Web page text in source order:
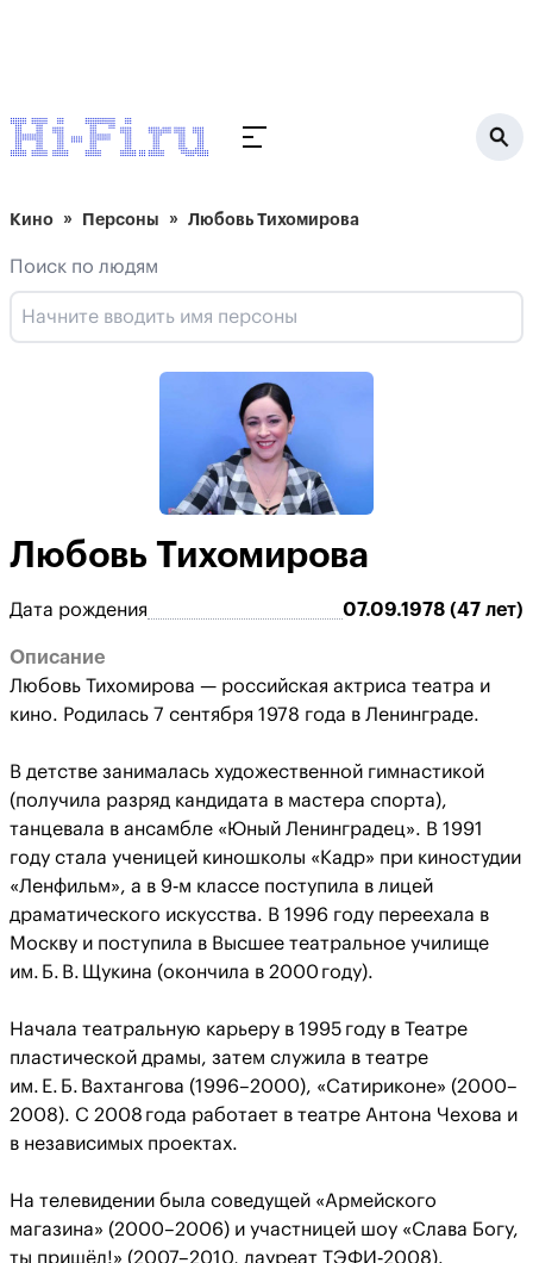
Кино Персоны Любовь Тихомирова
Поиск по людям
Любовь Тихомирова
Дата рождения 07.09.1978 (47 лет)
Описание
Любовь Тихомирова — российская актриса театра и
кино. Родилась 7 сентября 1978 года в Ленинграде.
В детстве занималась художественной гимнастикой
(получила разряд кандидата в мастера спорта),
танцевала в ансамбле «Юный Ленинградец». В 1991
году стала ученицей киношколы «Кадр» при киностудии
«Ленфильм», а в 9‑м классе поступила в лицей
драматического искусства. В 1996 году переехала в
Москву и поступила в Высшее театральное училище
им. Б. В. Щукина (окончила в 2000 году).
Начала театральную карьеру в 1995 году в Театре
пластической драмы, затем служила в театре
им. Е. Б. Вахтангова (1996–2000), «Сатириконе» (2000–
2008). С 2008 года работает в театре Антона Чехова и
в независимых проектах.
На телевидении была соведущей «Армейского
магазина» (2000–2006) и участницей шоу «Слава Богу,
ты пришёл!» (2007–2010, лауреат ТЭФИ‑2008).